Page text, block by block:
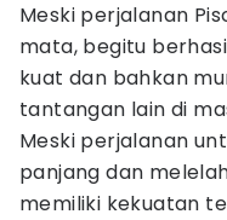
Meski perjalanan
mata, begitu
kuat dan bahkan
tantangan lain di
Meski perjalanan
panjang dan
memiliki kekuatan